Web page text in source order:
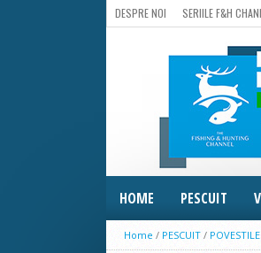
DESPRE NOI SERIILE F&H
HOME PESCUIT
Home / PESCUIT /